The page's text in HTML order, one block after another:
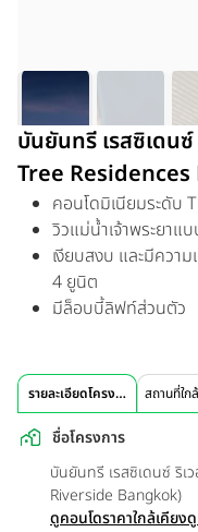
บันยันทรี เรสซิเดน
Tree
คอนโดมิเนียมระดับ
วิวแม่น้ำเจ้าพระยา
เงียบสงบ และมีควา
4 ยูนิต
มีล็อบบี้ลิฟท์ส่วนตัว
รายละเอียดโครงการ สถานที่ใก
ชื่อโครงการ
บันยันทรี เรสซิเดนซ์ ริเ
Riverside Bangkok)
ดูคอนโดราคาใกล้เคียง